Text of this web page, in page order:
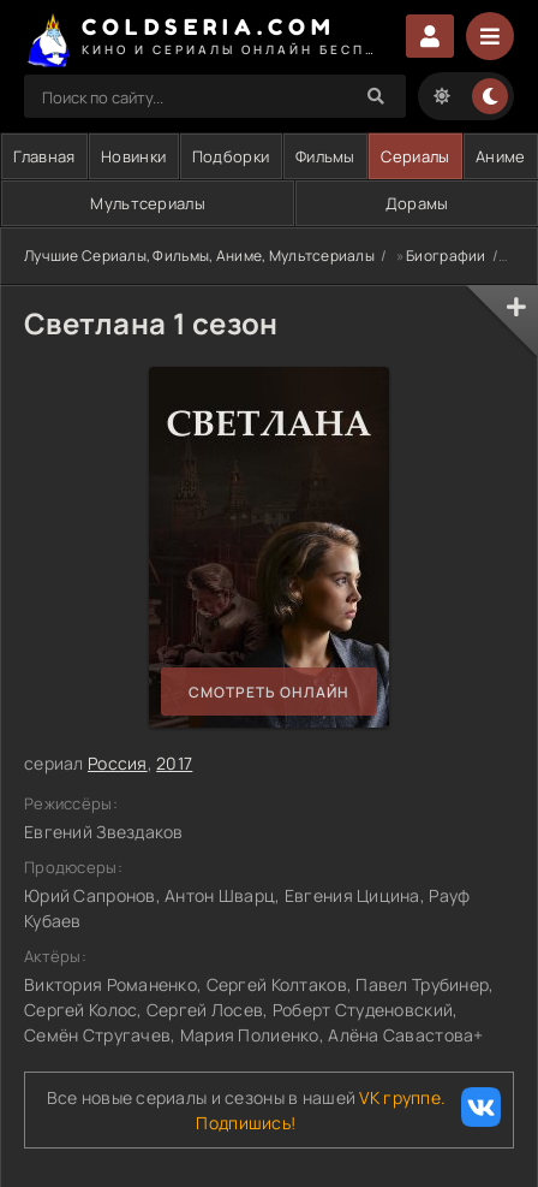
COLDSERIA.COM
Главная Новинки Подборки Фильмы Сериалы Аниме
Мультсериалы Дорамы
Лучшие Сериалы, Фильмы, Аниме, Мультсериалы »Биографии »
Светлана 1 сезон
СМОТРЕТЬ ОНЛАЙН
сериал Россия,2017
Режиссёры:
Евгений Звездаков
Продюсеры:
Юрий Сапронов, Антон Шварц, Евгения Цицина, Рауф
Кубаев
Актёры:
Виктория Романенко, Сергей Колтаков, Павел Трубинер,
Сергей Колос, Сергей Лосев, Роберт Студеновский,
Семён Стругачев, Мария Полиенко, Алёна Савастова+
Все новые сериалы и сезоны в нашейVK группе.
Подпишись!